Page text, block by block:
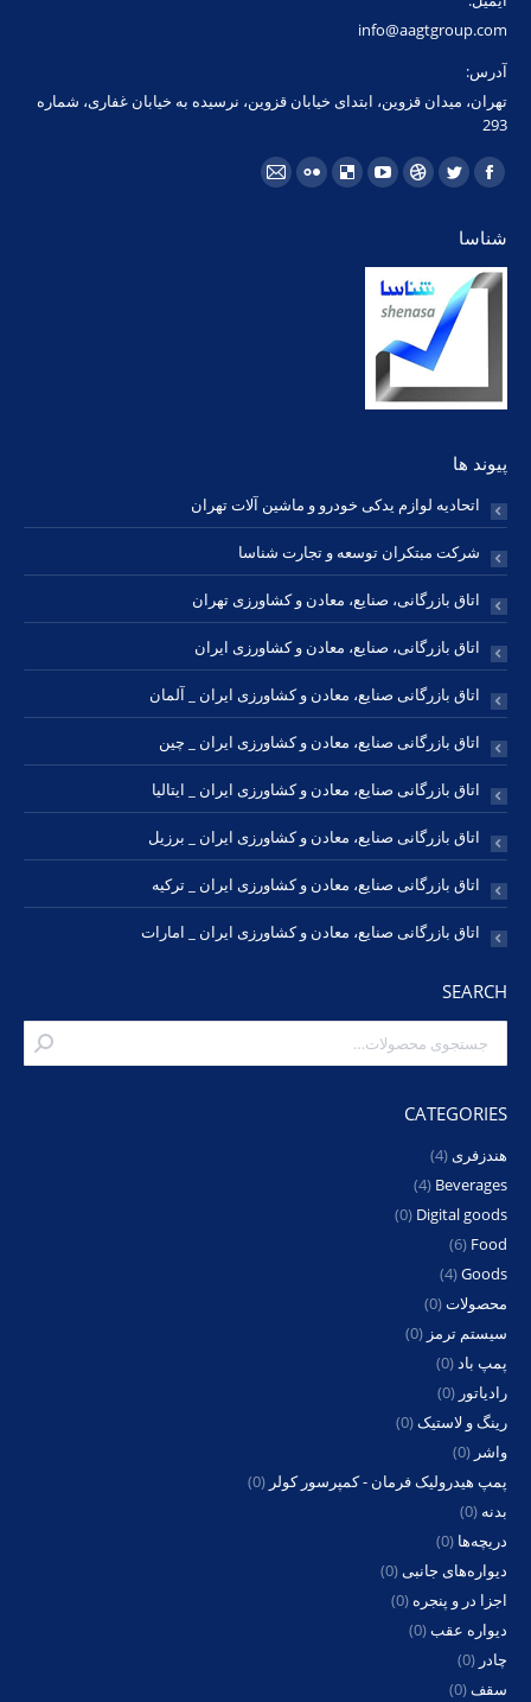
info@aagtgroup.com
آدرس:
تهران، میدان قزوین، ابتدای خیابان قزوین، نرسیده به خیابان غفاری، شماره
293
مارا در اینجا پیدا کنید:
فیسبوک
opens
in
new
window
توئیتر
new
window
Dribbble
in
new
window
یوتیوب
in
new
Delicious
فلیکرایمیل
شناسا
پیوند ها
اتحادیه لوازم یدکی خودرو و ماشین آلات تهران
شرکت مبتکران توسعه و تجارت شناسا
اتاق بازرگانی، صنایع، معادن و کشاورزی تهران
اتاق بازرگانی، صنایع، معادن و کشاورزی ایران
اتاق بازرگانی صنایع، معادن و کشاورزی ایران _ آلمان
اتاق بازرگانی صنایع، معادن و کشاورزی ایران _ چین
اتاق بازرگانی صنایع، معادن و کشاورزی ایران _ ایتالیا
اتاق بازرگانی صنایع، معادن و کشاورزی ایران _ برزیل
اتاق بازرگانی صنایع، معادن و کشاورزی ایران _ ترکیه
اتاق بازرگانی صنایع، معادن و کشاورزی ایران _ امارات
SEARCH
CATEGORIES
هندزفری(4)
Beverages
(4)
Digital goods
(0)
Food
(6)
Goods
(4)
محصولات(0)
سیستم ترمز (0)
پمپ باد(0)
رادیاتور (0)
رینگ و لاستیک(0)
واشر (0)
پمپ هیدرولیک فرمان - کمپرسور کولر (0)
بدنه (0)
دریچه‌ها (0)
دیواره‌های جانبی(0)
اجزا در و پنجره (0)
دیواره عقب(0)
چادر (0)
سقف(0)